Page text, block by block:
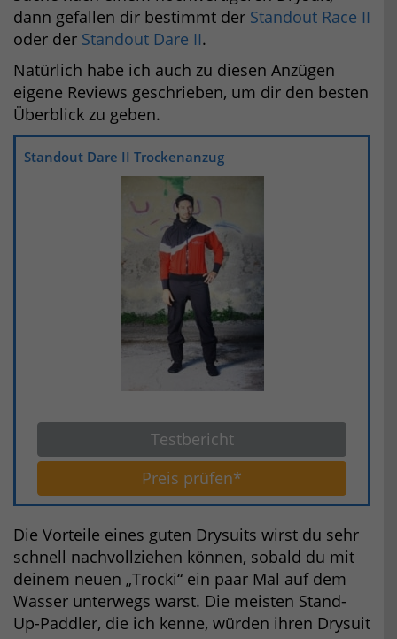
dann gefallen dir bestimmt der Standout Race II
oder der Standout Dare II.
Natürlich habe ich auch zu diesen Anzügen
eigene Reviews geschrieben, um dir den besten
Überblick zu geben.
Standout Dare II Trockenanzug
Testbericht
Preis prüfen*
Die Vorteile eines guten Drysuits wirst du sehr
schnell nachvollziehen können, sobald du mit
deinem neuen „Trocki“ ein paar Mal auf dem
Wasser unterwegs warst. Die meisten Stand-
Up-Paddler, die ich kenne, würden ihren Drysuit